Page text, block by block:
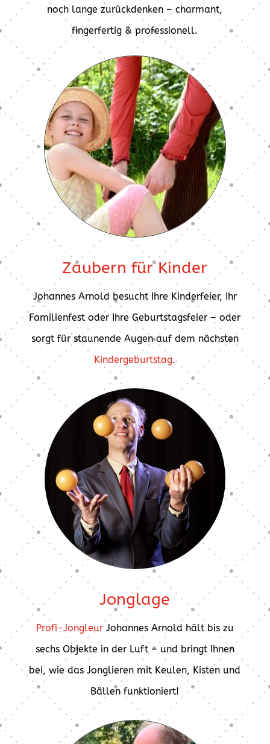
noch lange zurückdenken – charmant,
fingerfertig & professionell.
Zaubern für Kinder
Johannes Arnold besucht Ihre Kinderfeier, Ihr
Familienfest oder Ihre Geburtstagsfeier – oder
sorgt für staunende Augen auf dem nächsten
Kindergeburtstag.
Jonglage
Profi-JongleurJohannes Arnold hält bis zu
sechs Objekte in der Luft – und bringt Ihnen
bei, wie das Jonglieren mit Keulen, Kisten und
Bällen funktioniert!